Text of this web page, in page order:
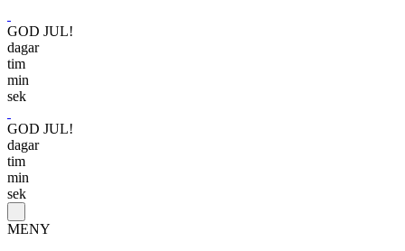
GOD JUL!
dagar
tim
min
sek
GOD JUL!
dagar
tim
min
sek
MENY